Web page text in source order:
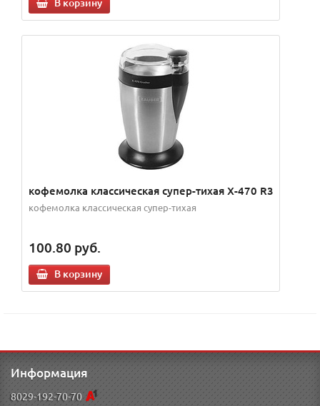
В корзину
кофемолка классическая супер-тихая X-470 R3
кофемолка классическая супер-тихая
100.80 руб.
В корзину
Информация
8029-192-70-70